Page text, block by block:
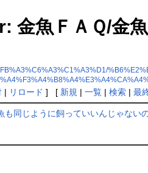
金魚ＦＡＱ/金
| リロード ] [ 新規 | 一覧| 検索| 最
同じように飼っていいんじゃない